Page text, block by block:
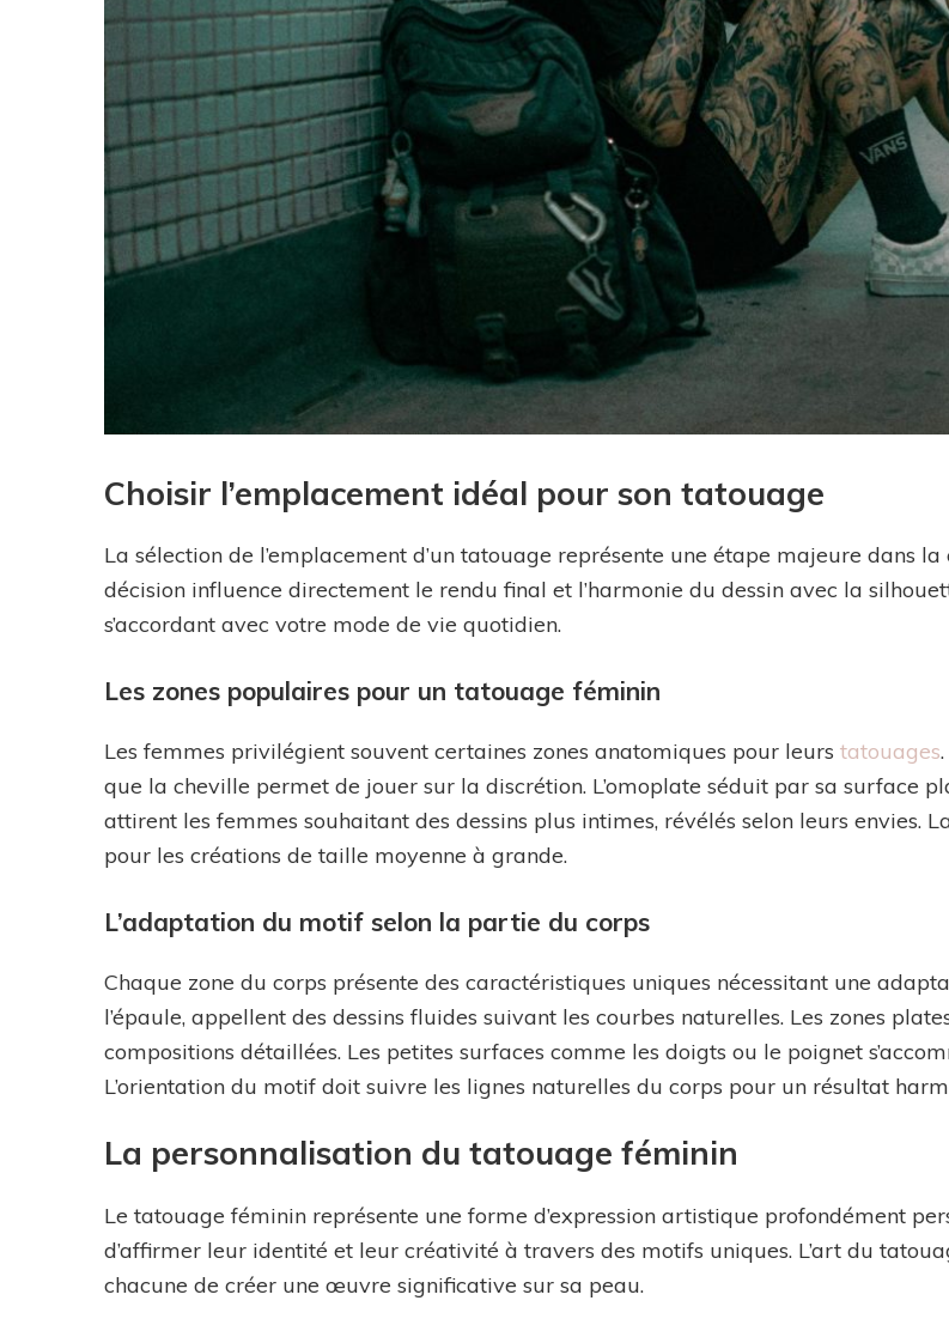
Choisir l’emplacement idéal pour son tatouage
La sélection de l’emplacement d’un tatouage représente une étape majeure dans
décision influence directement le rendu final et l’harmonie du dessin avec la
s’accordant avec votre mode de vie quotidien.
Les zones populaires pour un tatouage féminin
Les femmes privilégient souvent certaines zones anatomiques pour leurs tatouages
que la cheville permet de jouer sur la discrétion. L’omoplate séduit par sa surface
attirent les femmes souhaitant des dessins plus intimes, révélés selon leurs envies.
pour les créations de taille moyenne à grande.
L’adaptation du motif selon la partie du corps
Chaque zone du corps présente des caractéristiques uniques nécessitant une
l’épaule, appellent des dessins fluides suivant les courbes naturelles. Les zones
compositions détaillées. Les petites surfaces comme les doigts ou le poignet
L’orientation du motif doit suivre les lignes naturelles du corps pour un résultat
La personnalisation du tatouage féminin
Le tatouage féminin représente une forme d’expression artistique profondément
d’affirmer leur identité et leur créativité à travers des motifs uniques. L’art du
chacune de créer une œuvre significative sur sa peau.